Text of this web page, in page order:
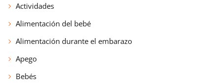
Actividades
Alimentación del bebé
Alimentación durante el embarazo
Apego
Bebés